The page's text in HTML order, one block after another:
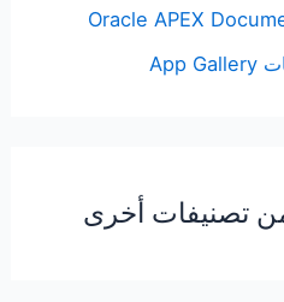
تصنيفات أخرى